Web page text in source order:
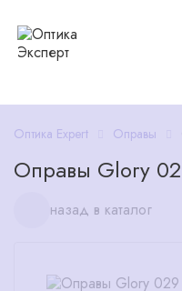
Оптика Expert Оправы
Оправы Glory
назад в каталог